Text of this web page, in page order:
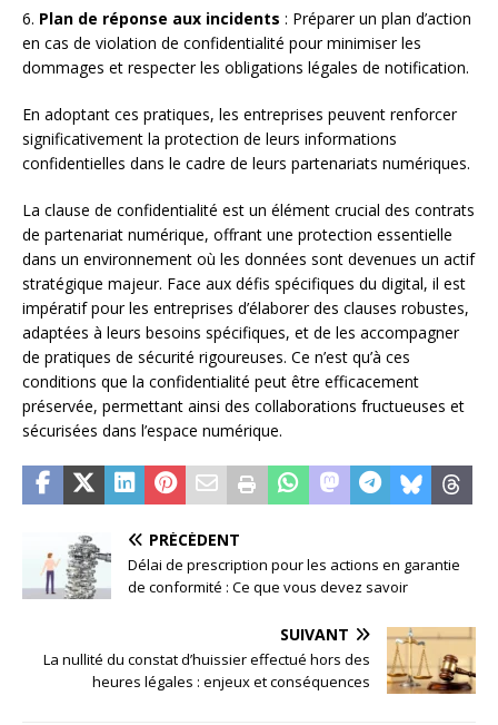
6. Plan de réponse aux incidents : Préparer un plan d’action
en cas de violation de confidentialité pour minimiser les
dommages et respecter les obligations légales de notification.
En adoptant ces pratiques, les entreprises peuvent renforcer
significativement la protection de leurs informations
confidentielles dans le cadre de leurs partenariats numériques.
La clause de confidentialité est un élément crucial des contrats
de partenariat numérique, offrant une protection essentielle
dans un environnement où les données sont devenues un actif
stratégique majeur. Face aux défis spécifiques du digital, il est
impératif pour les entreprises d’élaborer des clauses robustes,
adaptées à leurs besoins spécifiques, et de les accompagner
de pratiques de sécurité rigoureuses. Ce n’est qu’à ces
conditions que la confidentialité peut être efficacement
préservée, permettant ainsi des collaborations fructueuses et
sécurisées dans l’espace numérique.
PRÉCÉDENT
Délai de prescription pour les actions en garantie
de conformité : Ce que vous devez savoir
SUIVANT
La nullité du constat d’huissier effectué hors des
heures légales : enjeux et conséquences